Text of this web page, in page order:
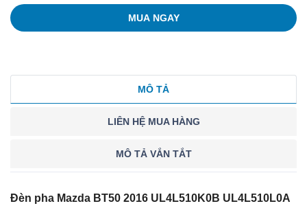
MUA NGAY
MÔ TẢ
LIÊN HỆ MUA HÀNG
MÔ TẢ VẮN TẮT
Đèn pha Mazda BT50 2016 UL4L510K0B UL4L510L0A